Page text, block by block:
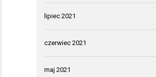
lipiec 2021
czerwiec 2021
maj 2021